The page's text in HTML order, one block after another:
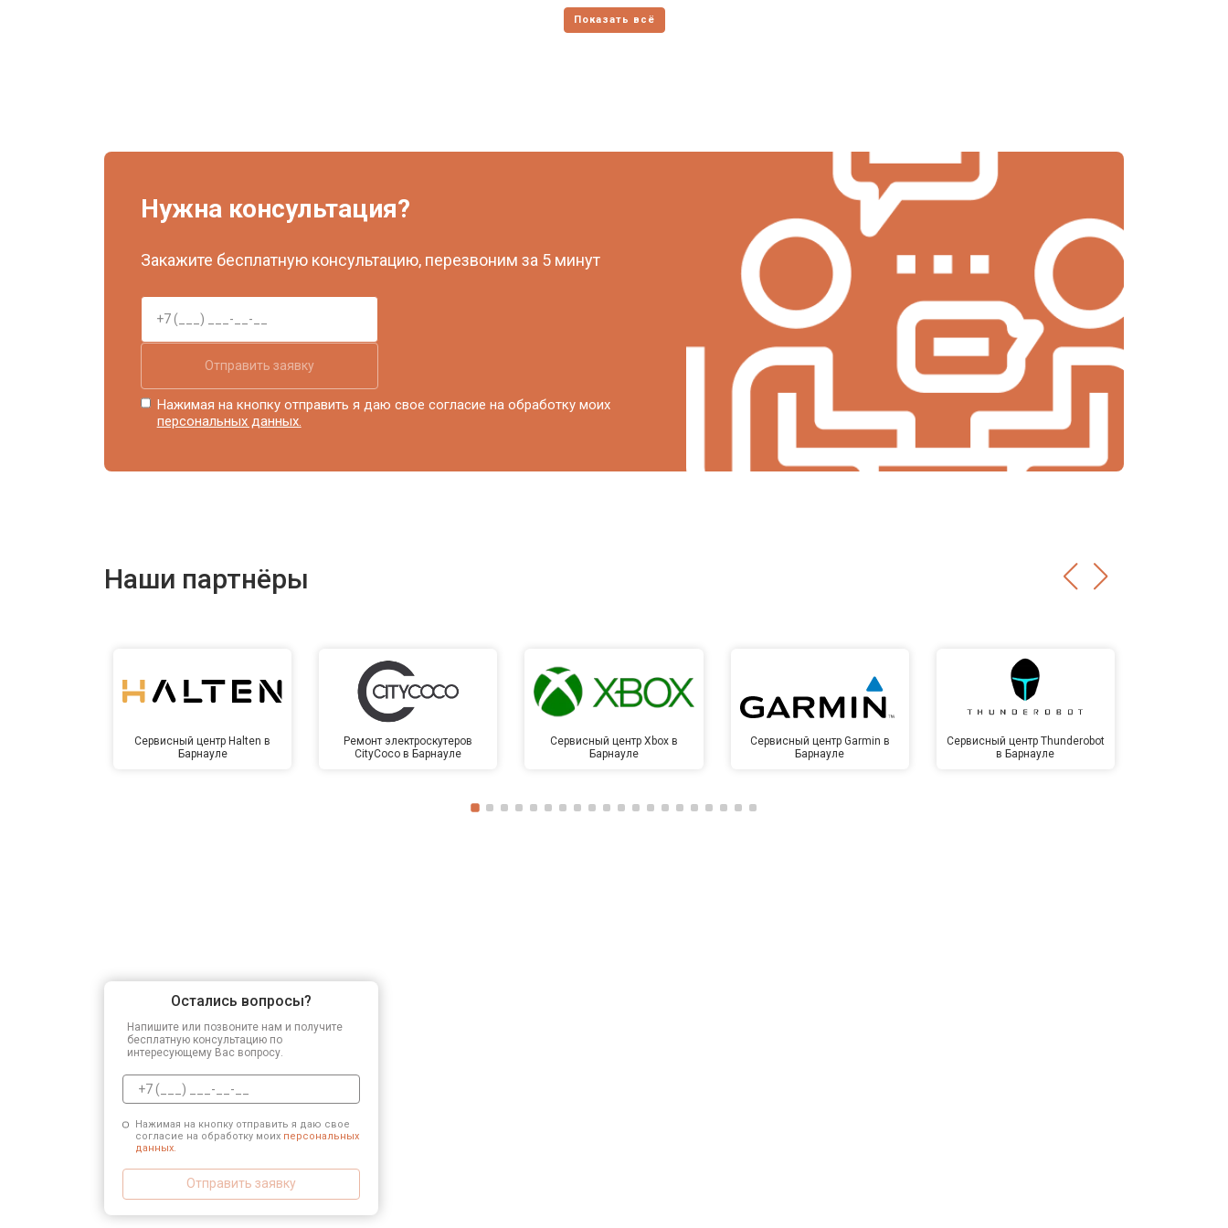
Нужна консультация?
Закажите бесплатную консультацию, перезвоним за 5 минут
Отправить заявку
Нажимая на кнопку отправить я даю свое согласие на обработку моих
персональных данных.
Наши партнёры
Сервисный центр Halten в
Барнауле
Ремонт электроскутеров
CityCoco в Барнауле
Сервисный центр Xbox в
Барнауле
Сервисный центр Garmin в
Барнауле
Сервисный центр Thunderobot
в Барнауле
Остались вопросы?
Напишите или позвоните нам и получите
бесплатную консультацию по
интересующему Вас вопросу.
Нажимая на кнопку отправить я даю свое
согласие на обработку моих персональных
данных.
Отправить заявку